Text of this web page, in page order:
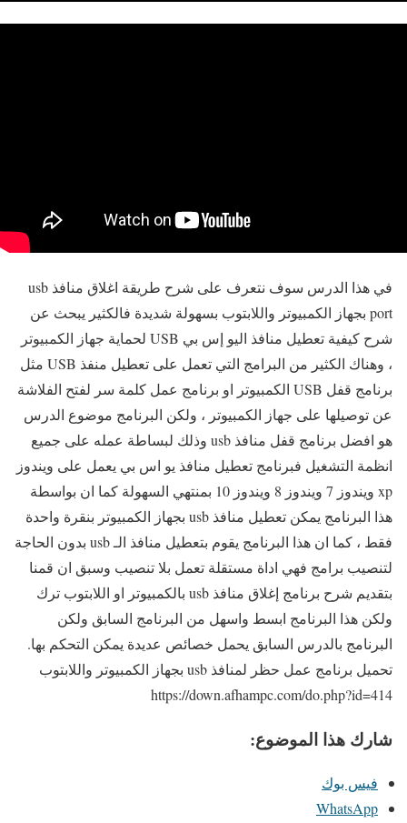
في هذا الدرس سوف نتعرف على شرح طريقة اغلاق منافذ usb
port بجهاز الكمبيوتر واللابتوب بسهولة شديدة فالكثير يبحث عن
شرح كيفية تعطيل منافذ اليو إس بي USB لحماية جهاز الكمبيوتر
، وهناك الكثير من البرامج التي تعمل على تعطيل منفذ USB مثل
برنامج قفل USB الكمبيوتر او برنامج عمل كلمة سر لفتح الفلاشة
عن توصيلها على جهاز الكمبيوتر ، ولكن البرنامج موضوع الدرس
هو افضل برنامج قفل منافذ usb وذلك لبساطة عمله على جميع
انظمة التشغيل فبرنامج تعطيل منافذ يو اس بي يعمل على ويندوز
xp ويندوز 7 ويندوز 8 ويندوز 10 بمنتهي السهولة كما ان بواسطة
هذا البرنامج يمكن تعطيل منافذ usb بجهاز الكمبيوتر بنقرة واحدة
فقط ، كما ان هذا البرنامج يقوم بتعطيل منافذ الـ usb بدون الحاجة
لتنصيب برامج فهي اداة مستقلة تعمل بلا تنصيب وسبق ان قمنا
بتقديم شرح برنامج إغلاق منافذ usb بالكمبيوتر او اللابتوب ترك
ولكن هذا البرنامج ابسط واسهل من البرنامج السابق ولكن
البرنامج بالدرس السابق يحمل خصائص عديدة يمكن التحكم بها.
تحميل برنامج عمل حظر لمنافذ usb بجهاز الكمبيوتر واللابتوب
https://down.afhampc.com/do.php?id=414
شارك هذا الموضوع:
فيس بوك
WhatsApp